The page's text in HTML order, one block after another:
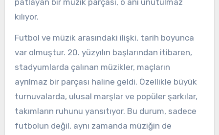
patlayan bir müzik parçası, o anı unutulmaz
kılıyor.
Futbol ve müzik arasındaki ilişki, tarih boyunca
var olmuştur. 20. yüzyılın başlarından itibaren,
stadyumlarda çalınan müzikler, maçların
ayrılmaz bir parçası haline geldi. Özellikle büyük
turnuvalarda, ulusal marşlar ve popüler şarkılar,
takımların ruhunu yansıtıyor. Bu durum, sadece
futbolun değil, aynı zamanda müziğin de